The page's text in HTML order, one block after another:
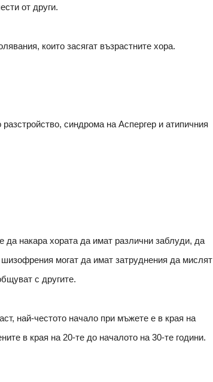
от други.
които засягат възрастните хора.
синдрома на Аспергер и атипичния
накара хората да имат различни заблуди, да
могат да имат затруднения да мислят
с другите.
най-честото начало при мъжете е в края на
в края на 20-те до началото на 30-те години.